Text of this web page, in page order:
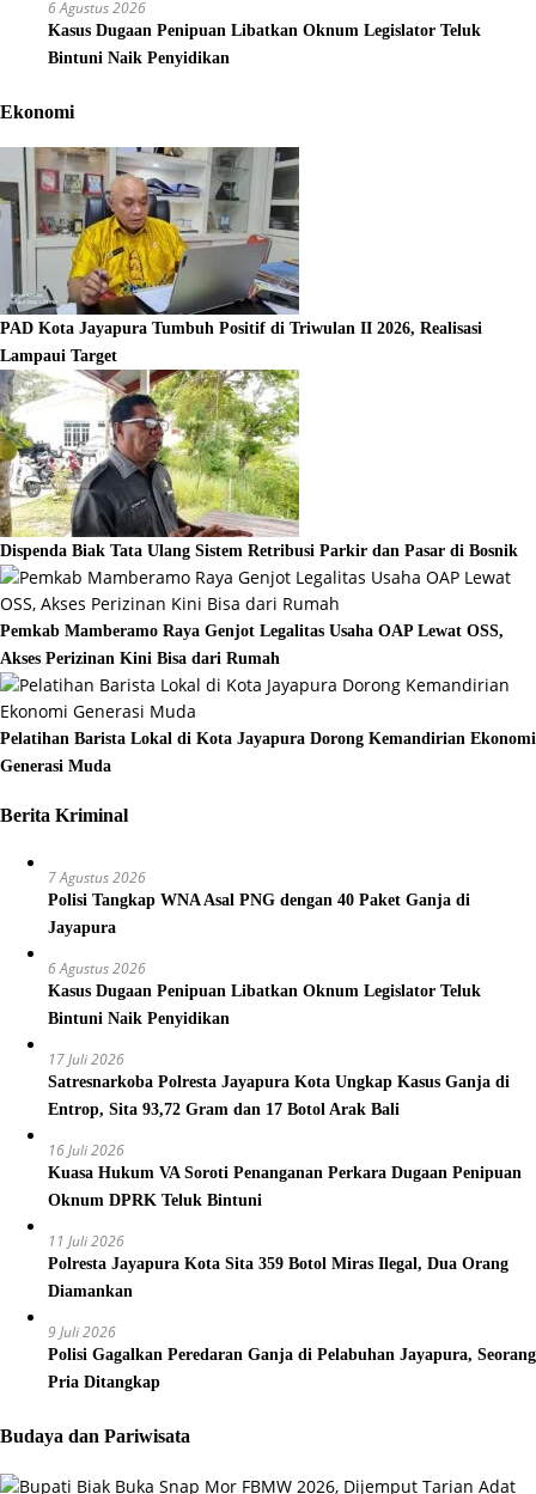
6 Agustus 2026
Kasus Dugaan Penipuan Libatkan Oknum Legislator Teluk
Bintuni Naik Penyidikan
Ekonomi
PAD Kota Jayapura Tumbuh Positif di Triwulan II 2026, Realisasi
Lampaui Target
Dispenda Biak Tata Ulang Sistem Retribusi Parkir dan Pasar di Bosnik
Pemkab Mamberamo Raya Genjot Legalitas Usaha OAP Lewat OSS,
Akses Perizinan Kini Bisa dari Rumah
Pelatihan Barista Lokal di Kota Jayapura Dorong Kemandirian Ekonomi
Generasi Muda
Berita Kriminal
7 Agustus 2026
Polisi Tangkap WNA Asal PNG dengan 40 Paket Ganja di
Jayapura
6 Agustus 2026
Kasus Dugaan Penipuan Libatkan Oknum Legislator Teluk
Bintuni Naik Penyidikan
17 Juli 2026
Satresnarkoba Polresta Jayapura Kota Ungkap Kasus Ganja di
Entrop, Sita 93,72 Gram dan 17 Botol Arak Bali
16 Juli 2026
Kuasa Hukum VA Soroti Penanganan Perkara Dugaan Penipuan
Oknum DPRK Teluk Bintuni
11 Juli 2026
Polresta Jayapura Kota Sita 359 Botol Miras Ilegal, Dua Orang
Diamankan
9 Juli 2026
Polisi Gagalkan Peredaran Ganja di Pelabuhan Jayapura, Seorang
Pria Ditangkap
Budaya dan Pariwisata